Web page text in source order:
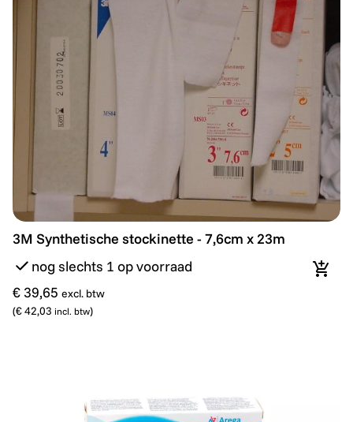
3M Synthetische stockinette - 7,6cm x 23m
3M Synthetische stockinette - 7,6cm x 23m
nog slechts 1 op voorraad
€ 39,65 excl. btw
(€ 42,03 incl. btw)
In